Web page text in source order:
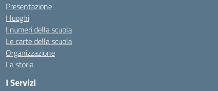
Presentazione
I luoghi
I numeri della scuola
Le carte della scuola
Organizzazione
La storia
I Servizi